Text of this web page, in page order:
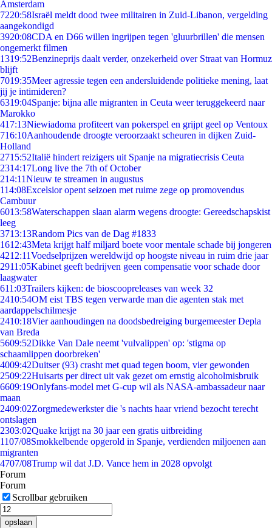
Amsterdam
7220:58Israël meldt dood twee militairen in Zuid-Libanon, vergelding
aangekondigd
3920:08CDA en D66 willen ingrijpen tegen 'gluurbrillen' die mensen
ongemerkt filmen
1319:52Benzineprijs daalt verder, onzekerheid over Straat van Hormuz
blijft
7019:35Meer agressie tegen een andersluidende politieke mening, laat
jij je intimideren?
6319:04Spanje: bijna alle migranten in Ceuta weer teruggekeerd naar
Marokko
417:13Niewiadoma profiteert van pokerspel en grijpt geel op Ventoux
716:10Aanhoudende droogte veroorzaakt scheuren in dijken Zuid-
Holland
2715:52Italië hindert reizigers uit Spanje na migratiecrisis Ceuta
2314:17Long live the 7th of October
214:11Nieuw te streamen in augustus
114:08Excelsior opent seizoen met ruime zege op promovendus
Cambuur
6013:58Waterschappen slaan alarm wegens droogte: Gereedschapskist
leeg
3713:13Random Pics van de Dag #1833
1612:43Meta krijgt half miljard boete voor mentale schade bij jongeren
4212:11Voedselprijzen wereldwijd op hoogste niveau in ruim drie jaar
2911:05Kabinet geeft bedrijven geen compensatie voor schade door
laagwater
611:03Trailers kijken: de bioscoopreleases van week 32
2410:54OM eist TBS tegen verwarde man die agenten stak met
aardappelschilmesje
2410:18Vier aanhoudingen na doodsbedreiging burgemeester Depla
van Breda
5609:52Dikke Van Dale neemt 'vulvalippen' op: 'stigma op
schaamlippen doorbreken'
4009:42Duitser (93) crasht met quad tegen boom, vier gewonden
2509:22Huisarts per direct uit vak gezet om ernstig alcoholmisbruik
6609:19Onlyfans-model met G-cup wil als NASA-ambassadeur naar
maan
2409:02Zorgmedewerkster die 's nachts haar vriend bezocht terecht
ontslagen
2303:02Quake krijgt na 30 jaar een gratis uitbreiding
1107/08Smokkelbende opgerold in Spanje, verdienden miljoenen aan
migranten
4707/08Trump wil dat J.D. Vance hem in 2028 opvolgt
Forum
Forum
Scrollbar gebruiken
opslaan